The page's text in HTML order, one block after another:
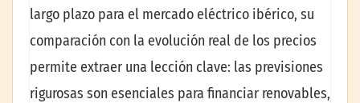
largo plazo para el mercado eléctrico ibérico, su
comparación con la evolución real de los precios
permite extraer una lección clave: las previsiones
rigurosas son esenciales para financiar renovables,